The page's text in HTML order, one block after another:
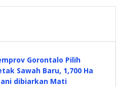
Gorontalo Pilih
Sawah Baru, 1,700 Ha
dibiarkan Mati